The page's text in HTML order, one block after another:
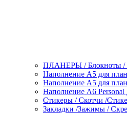
ПЛАНЕРЫ / Блокноты /
Наполнение А5 для
Наполнение А5 для
Наполнение А6 Personal
Стикеры / Скотчи /
Закладки /Зажимы /